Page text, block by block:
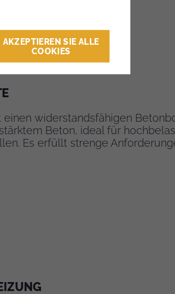
widerstandsfähigen
Beton, ideal für
Es erfüllt strenge
AKZEPTIEREN SIE ALLE
COOKIES